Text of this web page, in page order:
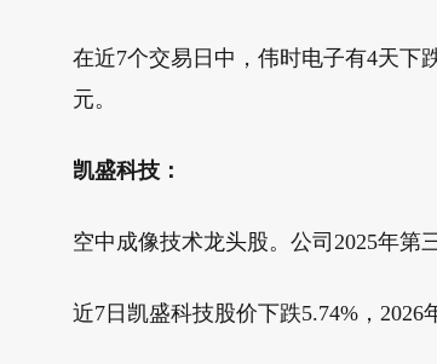
在近7个交易日中，伟时电子有4天下
元。
凯盛科技：
空中成像技术龙头股。公司2025年第
近7日凯盛科技股价下跌5.74%，2026